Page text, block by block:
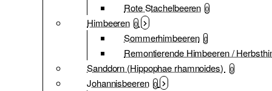
Rote Stachelbeeren 0
Himbeeren 0
Sommerhimbeeren 0
Remontierende Himbeeren /
Sanddorn (Hippophae rhamnoides)
0
Johannisbeeren 0